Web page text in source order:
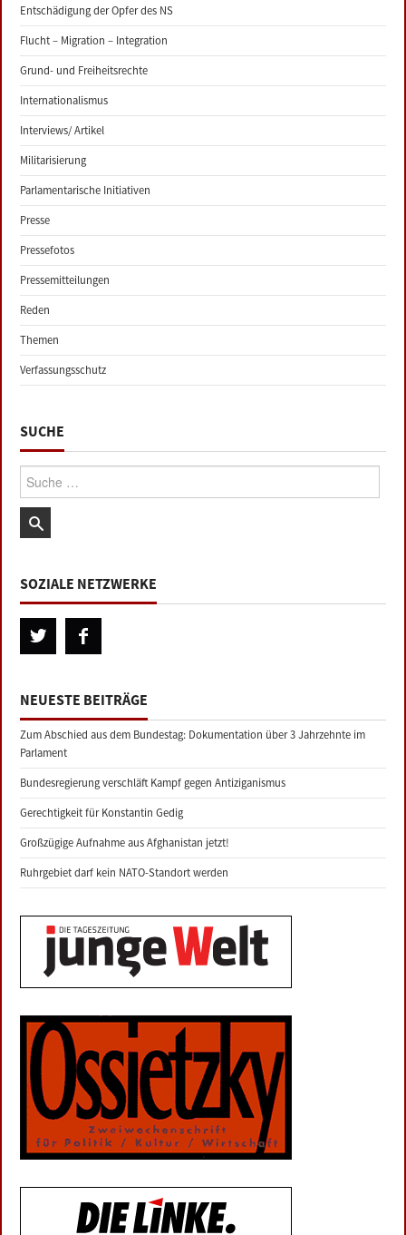
Entschädigung der Opfer des NS
Flucht – Migration – Integration
Grund- und Freiheitsrechte
Internationalismus
Interviews/ Artikel
Militarisierung
Parlamentarische Initiativen
Presse
Pressefotos
Pressemitteilungen
Reden
Themen
Verfassungsschutz
SUCHE
Suche:
SOZIALE NETZWERKE
NEUESTE BEITRÄGE
Zum Abschied aus dem Bundestag: Dokumentation über 3 Jahrzehnte im
Parlament
Bundesregierung verschläft Kampf gegen Antiziganismus
Gerechtigkeit für Konstantin Gedig
Großzügige Aufnahme aus Afghanistan jetzt!
Ruhrgebiet darf kein NATO-Standort werden